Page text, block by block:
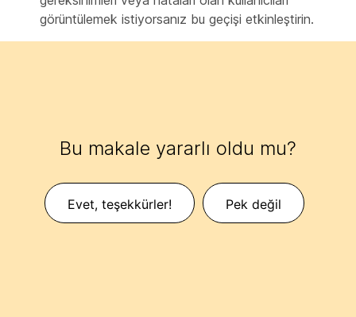
görüntülemek istiyorsanız bu geçişi etkinleştirin.
Bu makale yararlı oldu mu?
Evet, teşekkürler! Pek değil